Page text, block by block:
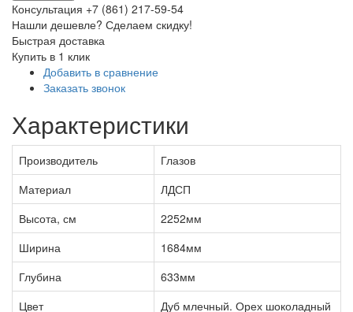
Консультация +7 (861) 217-59-54
Нашли дешевле? Сделаем скидку!
Быстрая доставка
Купить в 1 клик
Добавить в сравнение
Заказать звонок
Характеристики
Производитель
Глазов
Материал
ЛДСП
Высота, см
2252мм
Ширина
1684мм
Глубина
633мм
Цвет
Дуб млечный. Орех шоколадный